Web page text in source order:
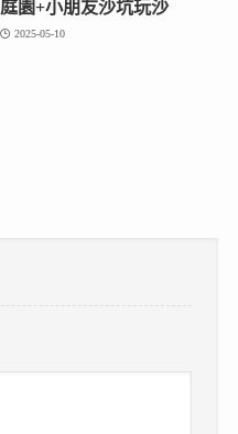
庭園+小朋友沙坑玩沙
2025-05-10